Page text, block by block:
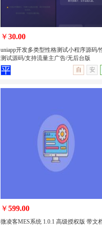
无演示
uniapp开发多类型性格测试小程序源码/
性格测试源码/支持流量主广告/无后台
￥30.00
uniapp开发多类型性格测试小程序源码/
测试源码/支持流量主广告/无后台版
自
安
￥599.00
微凌客MES系统 1.0.1 高级授权版 带文